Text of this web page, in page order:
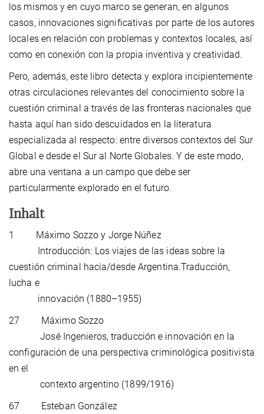
los mismos y en cuyo marco se generan, en algunos
casos, innovaciones significativas por parte de los autores
locales en relación con problemas y contextos locales, así
como en conexión con la propia inventiva y creatividad.
Pero, además, este libro detecta y explora incipientemente
otras circulaciones relevantes del conocimiento sobre la
cuestión criminal a través de las fronteras nacionales que
hasta aquí han sido descuidados en la literatura
especializada al respecto: entre diversos contextos del Sur
Global e desde el Sur al Norte Globales. Y de este modo,
abre una ventana a un campo que debe ser
particularmente explorado en el futuro.
Inhalt
1 Máximo Sozzo y Jorge Núñez
Introducción: Los viajes de las ideas sobre la
cuestión criminal hacia/desde Argentina.Traducción,
lucha e
innovación (1880–1955)
27 Máximo Sozzo
José Ingenieros, traducción e innovación en la
configuración de una perspectiva criminológica positivista
en el
contexto argentino (1899/1916)
67 Esteban González